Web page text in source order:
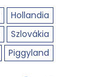
Hollandia
Szlovákia
Piggyland